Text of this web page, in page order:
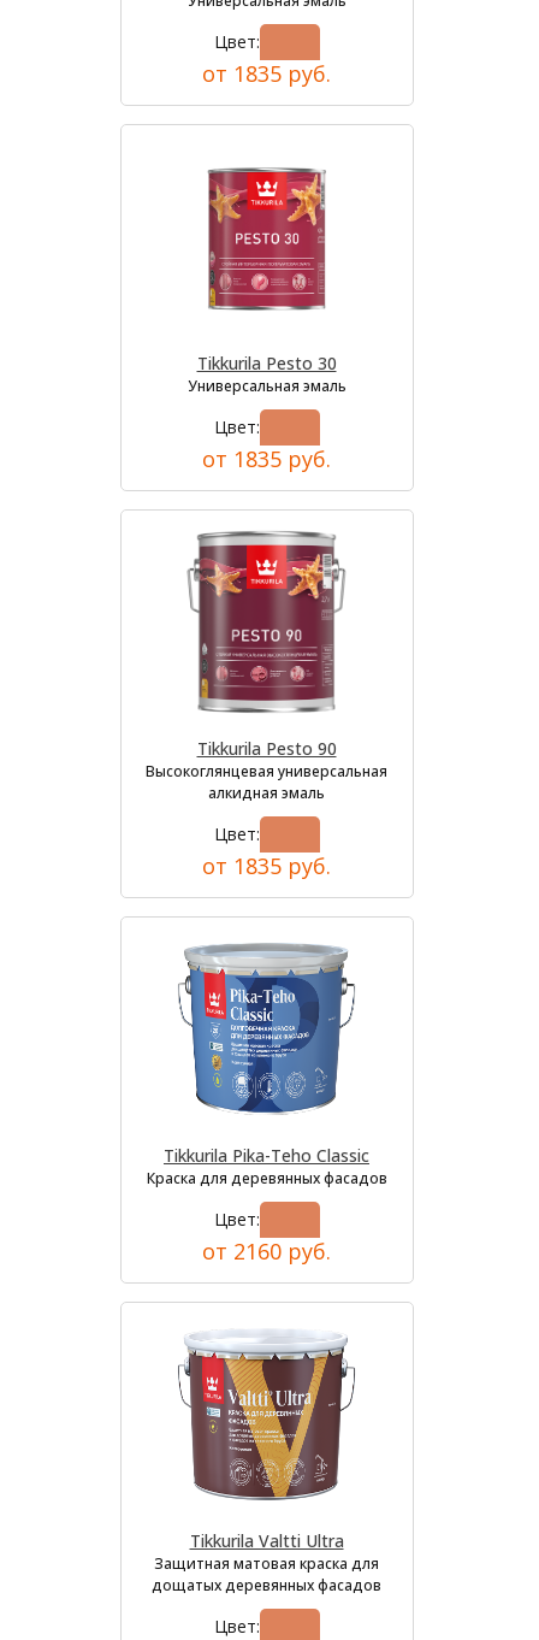
Цвет:
от 1835 руб.
Tikkurila Pesto 30
Универсальная эмаль
Цвет:
от 1835 руб.
Tikkurila Pesto 90
Высокоглянцевая универсальная
алкидная эмаль
Цвет:
от 1835 руб.
Tikkurila Pika-Teho Classic
Краска для деревянных фасадов
Цвет:
от 2160 руб.
Tikkurila Valtti Ultra
Защитная матовая краска для
дощатых деревянных фасадов
Цвет: